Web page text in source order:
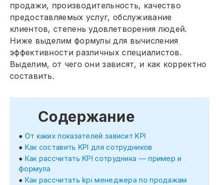
продажи, производительность, качество
предоставляемых услуг, обслуживание
клиентов, степень удовлетворения людей.
Ниже выделим формулы для вычисления
эффективности различных специалистов.
Выделим, от чего они зависят, и как корректно
составить.
Содержание
От каких показателей зависит KPI
Как составить KPI для сотрудников
Как рассчитать KPI сотрудника — пример и
формула
Как рассчитать kpi менеджера по продажам